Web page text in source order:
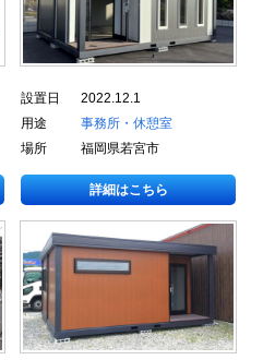
設置日
2022.12.1
用途
事務所・休憩室
場所
福岡県若宮市
詳細はこちら